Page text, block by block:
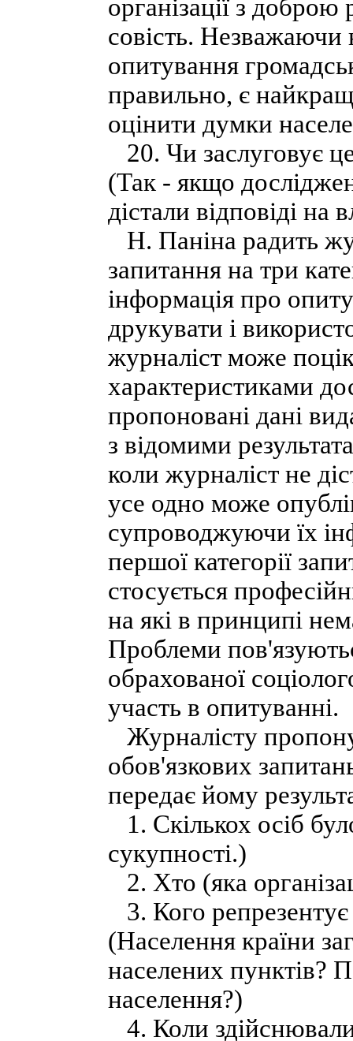
організації з
совість. Незважаючи
опитування
правильно, є
оцінити думки
20. Чи заслуговує
(Так - якщо
дістали відповіді на
Н. Паніна радить
запитання на три
інформація про
друкувати і
журналіст може
характеристиками
пропоновані дані
з відомими
коли журналіст не
усе одно може
супроводжуючи їх
першої категорії
стосується
на які в принципі
Проблеми
обрахованої
участь в опитуванні.
Журналісту
обов'язкових
передає йому
1. Скількох осіб
сукупності.)
2. Хто (яка
3. Кого
(Населення країни
населених пунктів?
населення?)
4. Коли